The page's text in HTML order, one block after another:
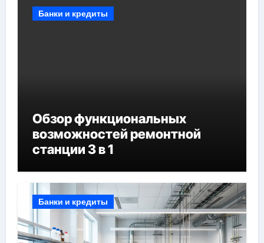
Банки и кредиты
Обзор функциональных
возможностей ремонтной
станции 3 в 1
Банки и кредиты